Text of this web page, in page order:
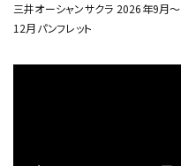
三井オーシャンサクラ 2026年9月～
12月パンフレット